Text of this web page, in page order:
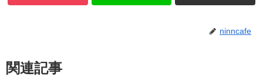
ninncafe
関連記事